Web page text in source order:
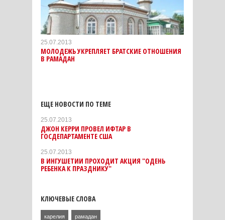
25.07.2013
МОЛОДЕЖЬ УКРЕПЛЯЕТ БРАТСКИЕ ОТНОШЕНИЯ
В РАМАДАН
ЕЩЕ НОВОСТИ ПО ТЕМЕ
25.07.2013
ДЖОН КЕРРИ ПРОВЕЛ ИФТАР В
ГОСДЕПАРТАМЕНТЕ США
25.07.2013
В ИНГУШЕТИИ ПРОХОДИТ АКЦИЯ "ОДЕНЬ
РЕБЕНКА К ПРАЗДНИКУ"
КЛЮЧЕВЫЕ СЛОВА
карелия рамадан